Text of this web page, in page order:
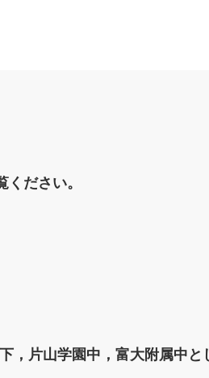
ださい。
，片山学園中，富大附属中と